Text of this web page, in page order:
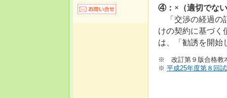
④：×（適切でな
「交渉の経過の
けの契約に基づく
は、「勧誘を開始
※ 改訂第９版合格教
※ 平成25年度第８回